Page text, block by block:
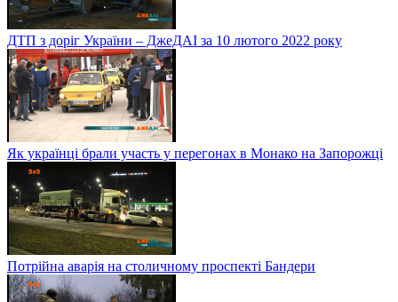
ДТП з доріг України – ДжеДАІ за 10 лютого 2022 року
Як українці брали участь у перегонах в Монако на Запорожці
Потрійна аварія на столичному проспекті Бандери